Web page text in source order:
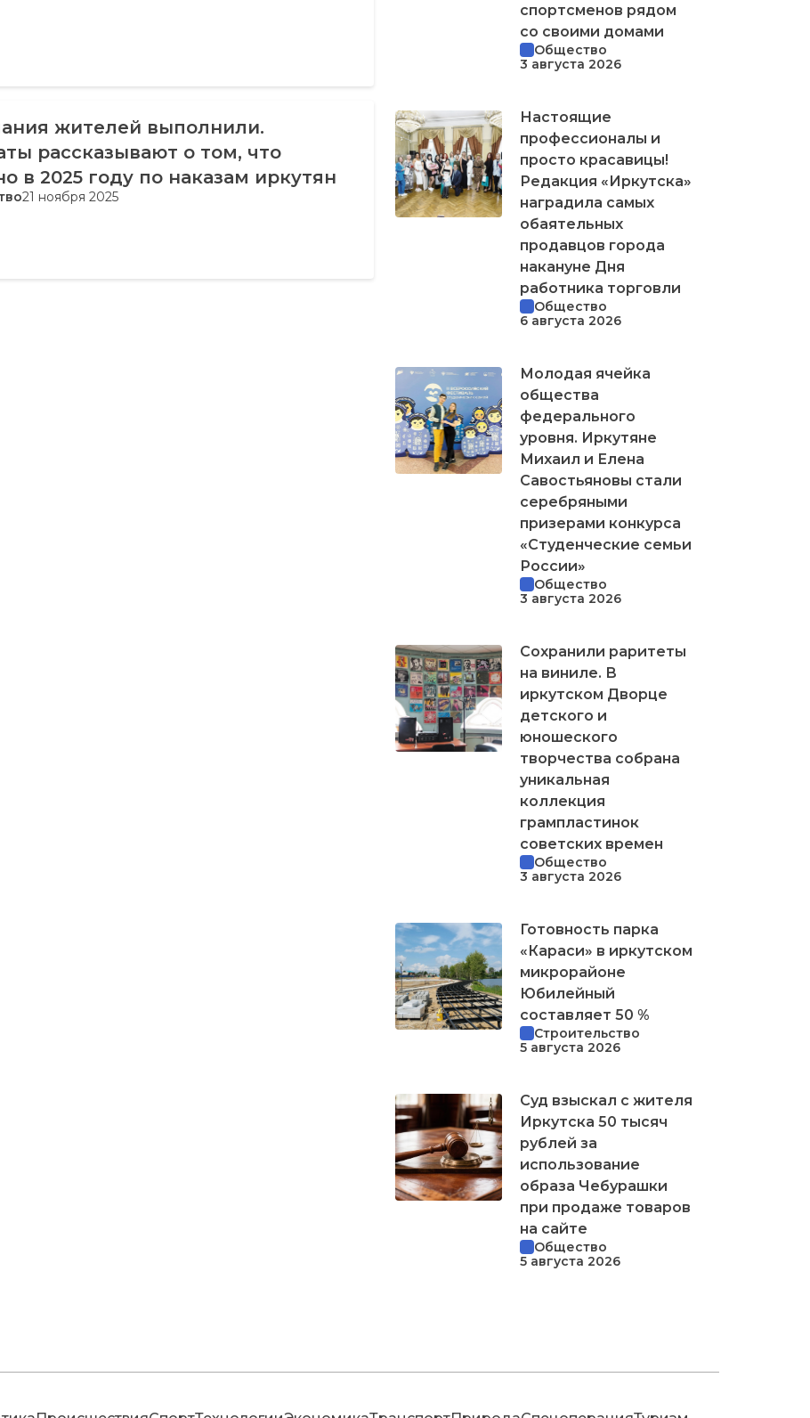
жителей выполнили.
рассказывают о том, что
в 2025 году по наказам иркутян
21 ноября 2025
спортсменов рядом
со своими домами
Общество
3 августа 2026
Настоящие
профессионалы и
просто красавицы!
Редакция «Иркутска»
наградила самых
обаятельных
продавцов города
накануне Дня
работника торговли
Общество
6 августа 2026
Молодая ячейка
общества
федерального
уровня. Иркутяне
Михаил и Елена
Савостьяновы стали
серебряными
призерами конкурса
«Студенческие семьи
России»
Общество
3 августа 2026
Сохранили раритеты
на виниле. В
иркутском Дворце
детского и
юношеского
творчества собрана
уникальная
коллекция
грампластинок
советских времен
Общество
3 августа 2026
Готовность парка
«Караси» в иркутском
микрорайоне
Юбилейный
составляет 50 %
Строительство
5 августа 2026
Суд взыскал с жителя
Иркутска 50 тысяч
рублей за
использование
образа Чебурашки
при продаже товаров
на сайте
Общество
5 августа 2026